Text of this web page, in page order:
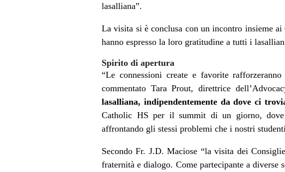
lasalliana”.
La visita si è conclusa con un incontro insieme
hanno espresso la loro gratitudine a tutti i
Spirito di apertura
“Le connessioni create e favorite
commentato Tara Prout, direttrice
lasalliana, indipendentemente da dove ci
Catholic HS per il summit di un giorno, dove
affrontando gli stessi problemi che i nostri
Secondo Fr. J.D. Maciose “la visita dei
fraternità e dialogo. Come partecipante a diverse